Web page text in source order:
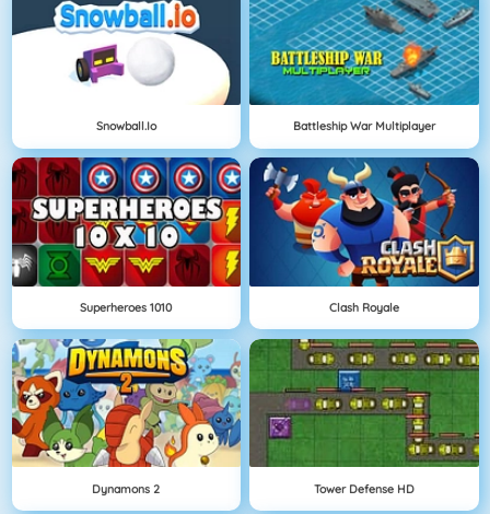
Snowball.io Battleship War Multiplayer
Superheroes 1010 Clash Royale
Dynamons 2 Tower Defense HD